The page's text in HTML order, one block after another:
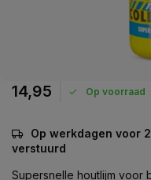
14,95 Op voorraad
Op werkdagen voor
verstuurd
Supersnelle houtlijm voor